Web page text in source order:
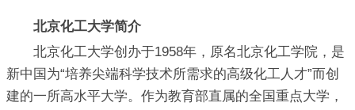
北京化工大学简介
北京化工大学创办于1958年，原名北京化工学院，是
新中国为“培养尖端科学技术所需求的高级化工人才”而创
建的一所高水平大学。作为教育部直属的全国重点大学，